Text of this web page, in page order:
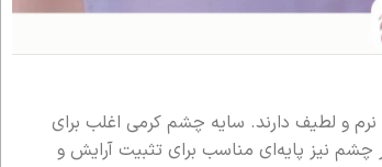
و لطیف دارند. سایه چشم کرمی اغلب برای
نیز پایه‌ای مناسب برای تثبیت آرایش و